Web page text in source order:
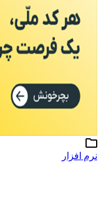
نرم افزار